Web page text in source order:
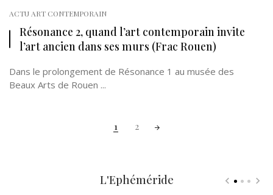
ACTU ART CONTEMPORAIN
Résonance 2, quand l’art contemporain invite
l’art ancien dans ses murs (Frac Rouen)
Dans le prolongement de Résonance 1 au musée des
Beaux Arts de Rouen ...
1 2
L'Ephéméride